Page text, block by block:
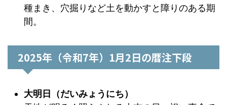
種まき、穴掘りなど土を動かすと障りのある期
間。
2025年（令和7年）1月2日の暦注下段
大明日（だいみょうにち）